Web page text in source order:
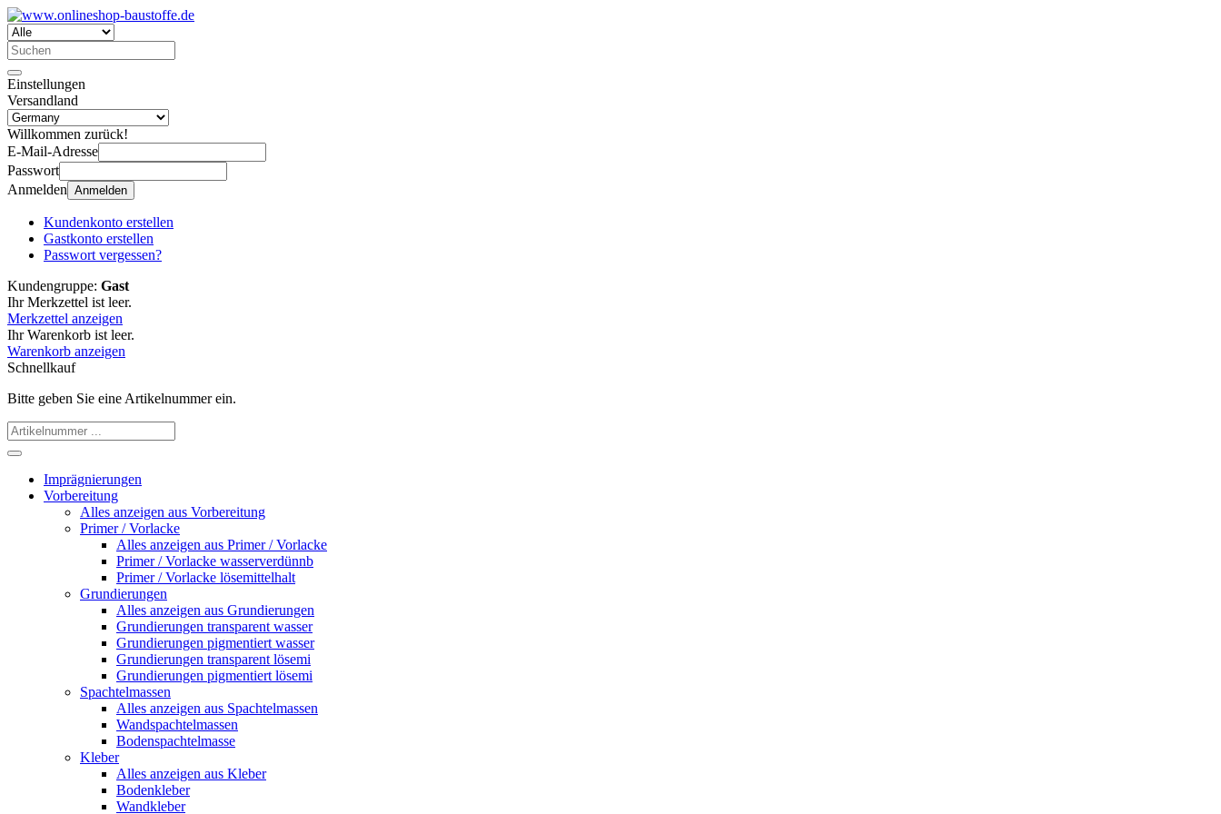
Einstellungen
Versandland
Willkommen zurück!
E-Mail-Adresse
Passwort
Anmelden Anmelden
Kundenkonto erstellen
Gastkonto erstellen
Passwort vergessen?
Kundengruppe: Gast
Ihr Merkzettel ist leer.
Merkzettel anzeigen
Ihr Warenkorb ist leer.
Warenkorb anzeigen
Schnellkauf
Bitte geben Sie eine Artikelnummer ein.
Imprägnierungen
Vorbereitung
Alles anzeigen aus Vorbereitung
Primer / Vorlacke
Alles anzeigen aus Primer / Vorlacke
Primer / Vorlacke wasserverdünnb
Primer / Vorlacke lösemittelhalt
Grundierungen
Alles anzeigen aus Grundierungen
Grundierungen transparent wasser
Grundierungen pigmentiert wasser
Grundierungen transparent lösemi
Grundierungen pigmentiert lösemi
Spachtelmassen
Alles anzeigen aus Spachtelmassen
Wandspachtelmassen
Bodenspachtelmasse
Kleber
Alles anzeigen aus Kleber
Bodenkleber
Wandkleber